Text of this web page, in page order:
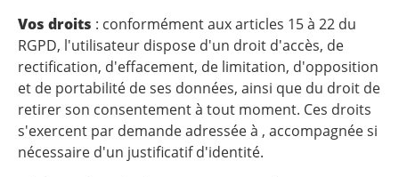
Vos droits : conformément aux articles 15 à 22 du
RGPD, l'utilisateur dispose d'un droit d'accès, de
rectification, d'effacement, de limitation, d'opposition
et de portabilité de ses données, ainsi que du droit de
retirer son consentement à tout moment. Ces droits
s'exercent par demande adressée à , accompagnée si
nécessaire d'un justificatif d'identité.